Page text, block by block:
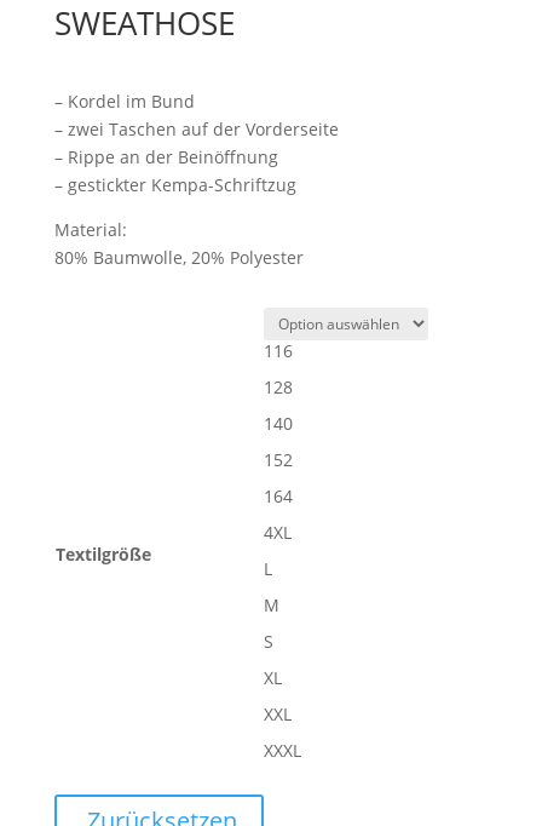
SWEATHOSE
– Kordel im Bund
– zwei Taschen auf der Vorderseite
– Rippe an der Beinöffnung
– gestickter Kempa-Schriftzug
Material:
80% Baumwolle, 20% Polyester
Textilgröße
116
128
140
152
164
4XL
L
M
S
XL
XXL
XXXL